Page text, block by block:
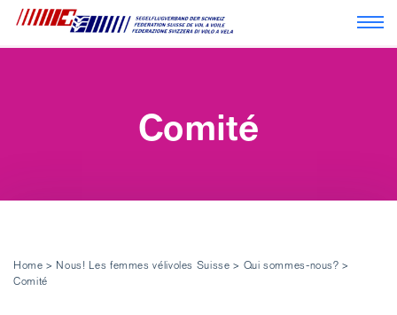
Comité
Home > Nous! Les femmes vélivoles Suisse > Qui sommes-nous? >
Comité